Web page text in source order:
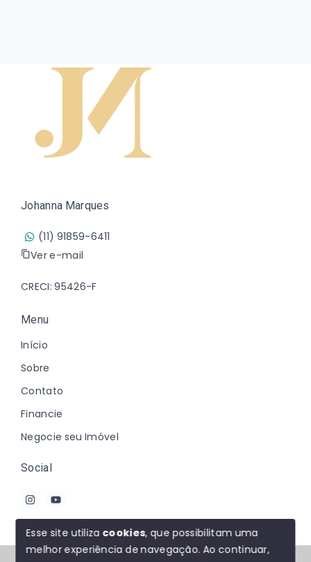
Johanna Marques
(11) 91859-6411
Ver e-mail
CRECI: 95426-F
Menu
Início
Sobre
Contato
Financie
Negocie seu Imóvel
Social
Esse site utiliza cookies, que possibilitam uma
melhor experiência de navegação.Ao continuar,